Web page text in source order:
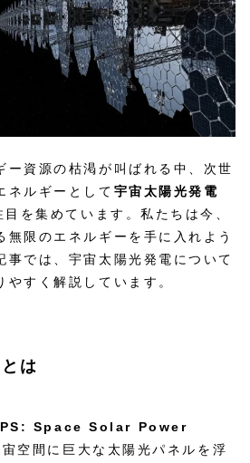
ー資源の枯渇が叫ばれる中、次世
ネルギーとして 宇宙太陽光発電
を集めています。私たちは今、
無限のエネルギーを手に入れよう
事では、宇宙太陽光発電について
すく解説しています。
は
Space Solar Power
空間に巨大な太陽光パネルを浮